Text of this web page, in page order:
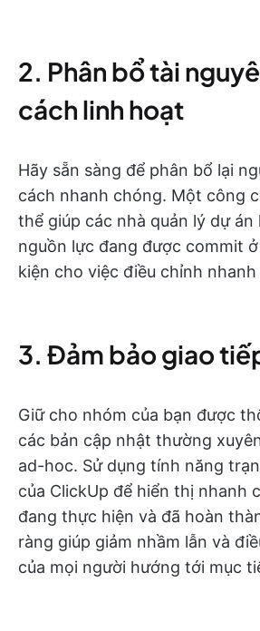
2. Phân bổ tài
cách linh hoạt
Hãy sẵn sàng để phân bổ lại
cách nhanh chóng. Một công
thể giúp các nhà quản lý dự
nguồn lực đang được commit
kiện cho việc điều chỉnh
3. Đảm bảo giao
Giữ cho nhóm của bạn được
các bản cập nhật thường
ad-hoc. Sử dụng tính năng
của ClickUp để hiển thị nhanh
đang thực hiện và đã hoàn
ràng giúp giảm nhầm lẫn và
của mọi người hướng tới mục